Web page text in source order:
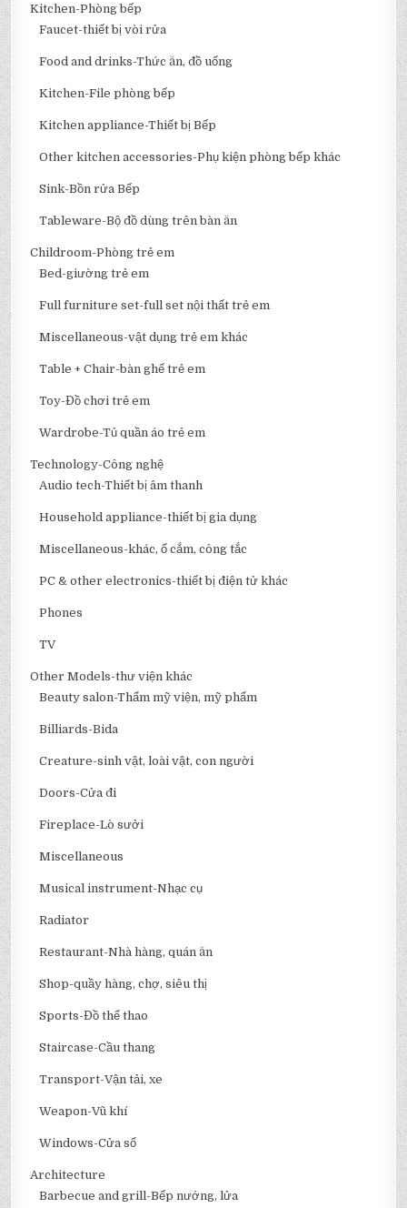
Kitchen-Phòng bếp
Faucet-thiết bị vòi rửa
Food and drinks-Thức ăn, đồ uống
Kitchen-File phòng bếp
Kitchen appliance-Thiết bị Bếp
Other kitchen accessories-Phụ kiện phòng bếp khác
Sink-Bồn rửa Bếp
Tableware-Bộ đồ dùng trên bàn ăn
Childroom-Phòng trẻ em
Bed-giường trẻ em
Full furniture set-full set nội thất trẻ em
Miscellaneous-vật dụng trẻ em khác
Table + Chair-bàn ghế trẻ em
Toy-Đồ chơi trẻ em
Wardrobe-Tủ quần áo trẻ em
Technology-Công nghệ
Audio tech-Thiết bị âm thanh
Household appliance-thiết bị gia dụng
Miscellaneous-khác, ổ cắm, công tắc
PC & other electronics-thiết bị điện tử khác
Phones
TV
Other Models-thư viện khác
Beauty salon-Thẩm mỹ viện, mỹ phẩm
Billiards-Bida
Creature-sinh vật, loài vật, con người
Doors-Cửa đi
Fireplace-Lò sưởi
Miscellaneous
Musical instrument-Nhạc cụ
Radiator
Restaurant-Nhà hàng, quán ăn
Shop-quầy hàng, chợ, siêu thị
Sports-Đồ thể thao
Staircase-Cầu thang
Transport-Vận tải, xe
Weapon-Vũ khí
Windows-Cửa sổ
Architecture
Barbecue and grill-Bếp nướng, lửa